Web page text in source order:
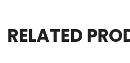
RELATED